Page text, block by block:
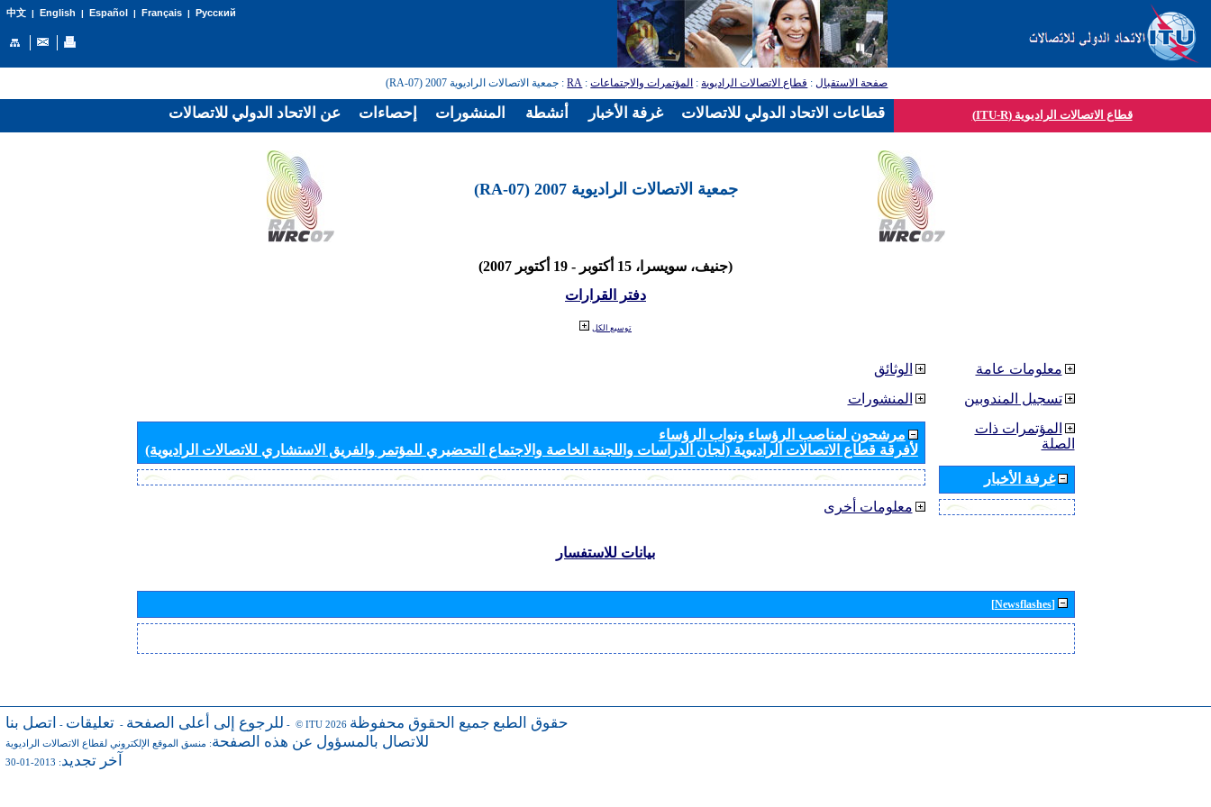
中文| English | Español | Français| Русский
صفحة الاستقبال: قطاع الاتصالات الراديوية: المؤتمرات والاجتماعات:
RA: جمعية الاتصالات الراديوية 2007 (RA-07)
قطاع الاتصالات الراديوية (ITU-R)
جمعية الاتصالات الراديوية 2007 (RA-07)
(جنيف، سويسرا، 15 أكتوبر - 19 أكتوبر 2007)
دفتر القرارات
توسيع الكل
الوثائق
المنشورات
مرشحون لمناصب الرؤساء ونواب الرؤساء
لأفرقة قطاع الاتصالات الراديوية (لجان الدراسات واللجنة الخاصة والاجتماع التحضيري للمؤتمر والفريق الاستشاري للاتصالات الراديوية)
معلومات أخرى
معلومات عامة
تسجيل المندوبين
المؤتمرات ذات
الصلة
غرفة الأخبار
بيانات للاستفسار
[Newsflashes]
للرجوع إلى أعلى الصفحة - تعليقات - اتصل بنا - © ITU 2026 حقوق الطبع جميع الحقوق محفوظة
للاتصال بالمسؤول عن هذه الصفحة: منسق الموقع الإلكتروني لقطاع الاتصالات الراديوية
آخر تجديد: 2013-01-30
عن الاتحاد الدولي للاتصالات إحصاءات المنشورات أنشطة غرفة الأخبار قطاعات الاتحاد الدولي للاتصالات